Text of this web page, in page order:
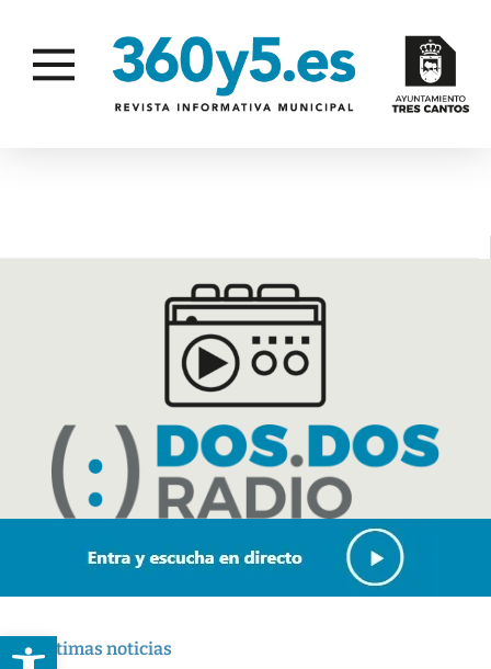
Abrir barra de herramientas
Últimas noticias